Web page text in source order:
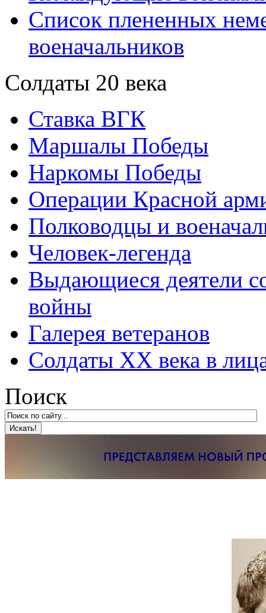
Список плененных
военачальников
Солдаты 20 века
Ставка ВГК
Маршалы Победы
Наркомы Победы
Операции Красной
Полководцы и
Человек-легенда
Выдающиеся деятели
войны
Галерея ветеранов
Солдаты XX века в
Поиск